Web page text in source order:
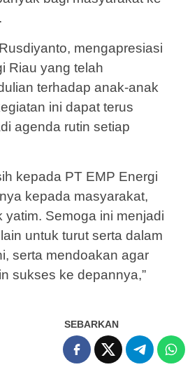
mengapresiasi
Riau yang telah
terhadap anak-anak
ini dapat terus
agenda rutin setiap
kepada PT EMP Energi
kepada masyarakat,
yatim. Semoga ini menjadi
untuk turut serta dalam
serta mendoakan agar
sukses ke depannya,”
SEBARKAN